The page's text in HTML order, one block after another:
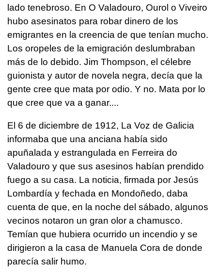
lado tenebroso. En O Valadouro, Ourol o Viveiro
hubo asesinatos para robar dinero de los
emigrantes en la creencia de que tenían mucho.
Los oropeles de la emigración deslumbraban
más de lo debido. Jim Thompson, el célebre
guionista y autor de novela negra, decía que la
gente cree que mata por odio. Y no. Mata por lo
que cree que va a ganar....
El 6 de diciembre de 1912, La Voz de Galicia
informaba que una anciana había sido
apuñalada y estrangulada en Ferreira do
Valadouro y que sus asesinos habían prendido
fuego a su casa. La noticia, firmada por Jesús
Lombardía y fechada en Mondoñedo, daba
cuenta de que, en la noche del sábado, algunos
vecinos notaron un gran olor a chamusco.
Temían que hubiera ocurrido un incendio y se
dirigieron a la casa de Manuela Cora de donde
parecía salir humo.